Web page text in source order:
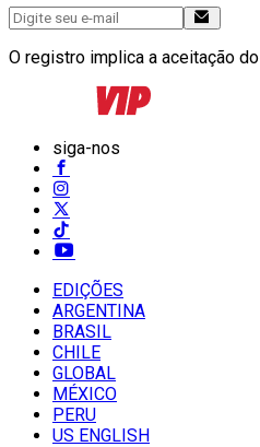
O registro implica a aceitação do
siga-nos
EDIÇÕES
ARGENTINA
BRASIL
CHILE
GLOBAL
MÉXICO
PERU
US ENGLISH